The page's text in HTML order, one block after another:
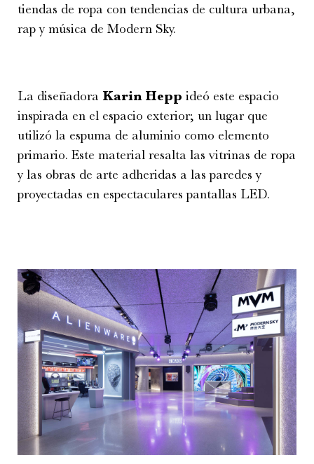
tiendas de ropa con tendencias de cultura urbana,
rap y música de Modern Sky.
La diseñadora Karin Hepp ideó este espacio
inspirada en el espacio exterior; un lugar que
utilizó la espuma de aluminio como elemento
primario. Este material resalta las vitrinas de ropa
y las obras de arte adheridas a las paredes y
proyectadas en espectaculares pantallas LED.